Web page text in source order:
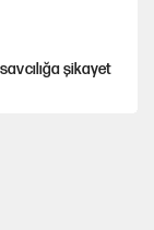
şikayet